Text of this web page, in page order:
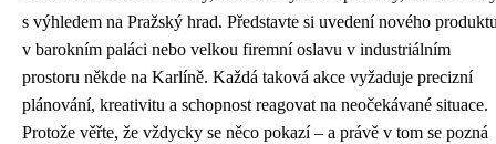
s výhledem na Pražský hrad. Představte si uvedení nového
v barokním paláci nebo velkou firemní oslavu v industriálním
prostoru někde na Karlíně. Každá taková akce vyžaduje precizní
plánování, kreativitu a schopnost reagovat na neočekávané situace.
Protože věřte, že vždycky se něco pokazí – a právě v tom se pozná